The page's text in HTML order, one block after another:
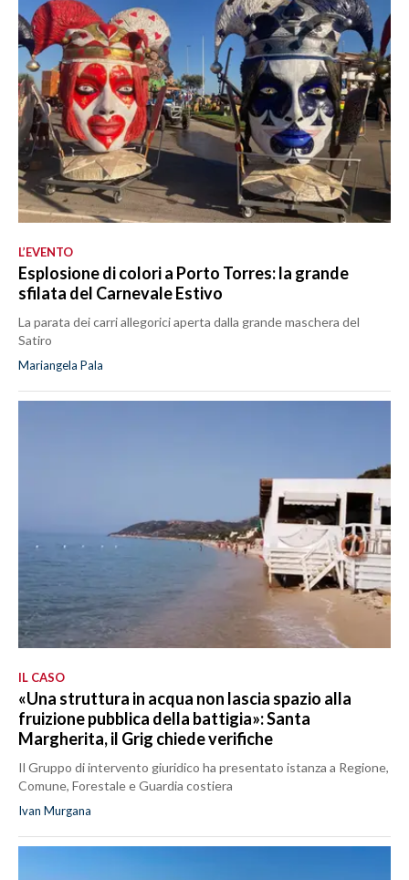
L’EVENTO
Esplosione di colori a Porto Torres: la grande
sfilata del Carnevale Estivo
La parata dei carri allegorici aperta dalla grande maschera del
Satiro
Mariangela Pala
IL CASO
«Una struttura in acqua non lascia spazio alla
fruizione pubblica della battigia»: Santa
Margherita, il Grig chiede verifiche
Il Gruppo di intervento giuridico ha presentato istanza a Regione,
Comune, Forestale e Guardia costiera
Ivan Murgana